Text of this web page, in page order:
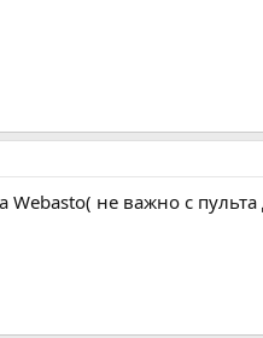
не важно с